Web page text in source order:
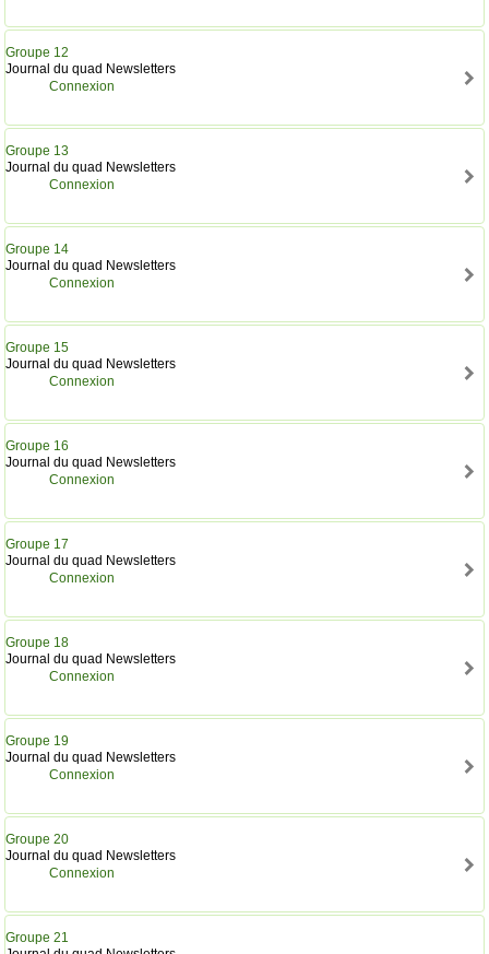
Groupe 12
Journal du quad Newsletters
Connexion
Groupe 13
Journal du quad Newsletters
Connexion
Groupe 14
Journal du quad Newsletters
Connexion
Groupe 15
Journal du quad Newsletters
Connexion
Groupe 16
Journal du quad Newsletters
Connexion
Groupe 17
Journal du quad Newsletters
Connexion
Groupe 18
Journal du quad Newsletters
Connexion
Groupe 19
Journal du quad Newsletters
Connexion
Groupe 20
Journal du quad Newsletters
Connexion
Groupe 21